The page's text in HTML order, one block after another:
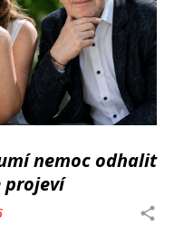
nemoc odhalit
projeví